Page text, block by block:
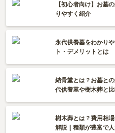
【初心者向け】お墓
りやすく紹介
永代供養墓をわかり
ト・デメリットとは
納骨堂とは？お墓と
代供養墓や樹木葬と
樹木葬とは？費用相
解説｜種類が豊富で